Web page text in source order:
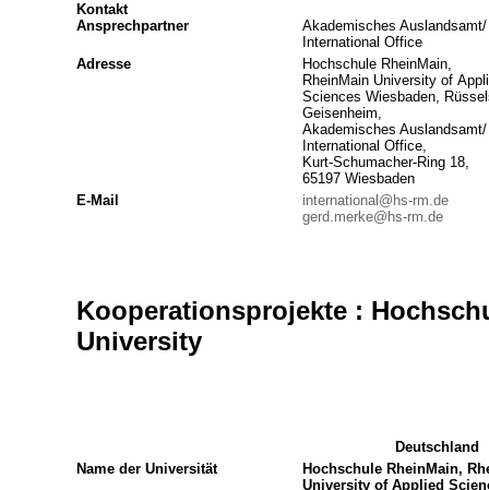
Kontakt
Ansprechpartner
Akademisches Auslandsamt/
International Office
Adresse
Hochschule RheinMain,
RheinMain University of
Sciences Wiesbaden,
Geisenheim,
Akademisches Auslandsamt/
International Office,
Kurt-Schumacher-Ring 18,
65197 Wiesbaden
E-Mail
international@hs-rm.de
gerd.merke@hs-rm.de
Kooperationsprojekte :
University
Deutschland
Name der Universität
Hochschule RheinMain,
University of Applied